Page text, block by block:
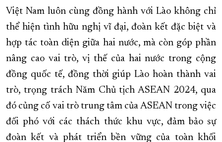
Việt Nam luôn cùng đồng hành với Lào không chỉ
thể hiện tình hữu nghị vĩ đại, đoàn kết đặc biệt và
hợp tác toàn diện giữa hai nước, mà còn góp phần
nâng cao vai trò, vị thế của hai nước trong cộng
đồng quốc tế, đồng thời giúp Lào hoàn thành vai
trò, trọng trách Năm Chủ tịch ASEAN 2024, qua
đó củng cố vai trò trung tâm của ASEAN trong việc
đối phó với các thách thức khu vực, đảm bảo sự
đoàn kết và phát triển bền vững của toàn khối